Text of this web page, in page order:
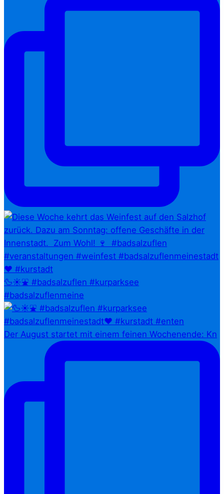
🦆☀️⛲ #badsalzuflen #kurparksee
#badsalzuflenmeine
Der August startet mit einem feinen Wochenende: Kn